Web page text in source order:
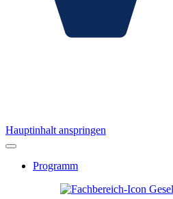
Hauptinhalt anspringen
Programm